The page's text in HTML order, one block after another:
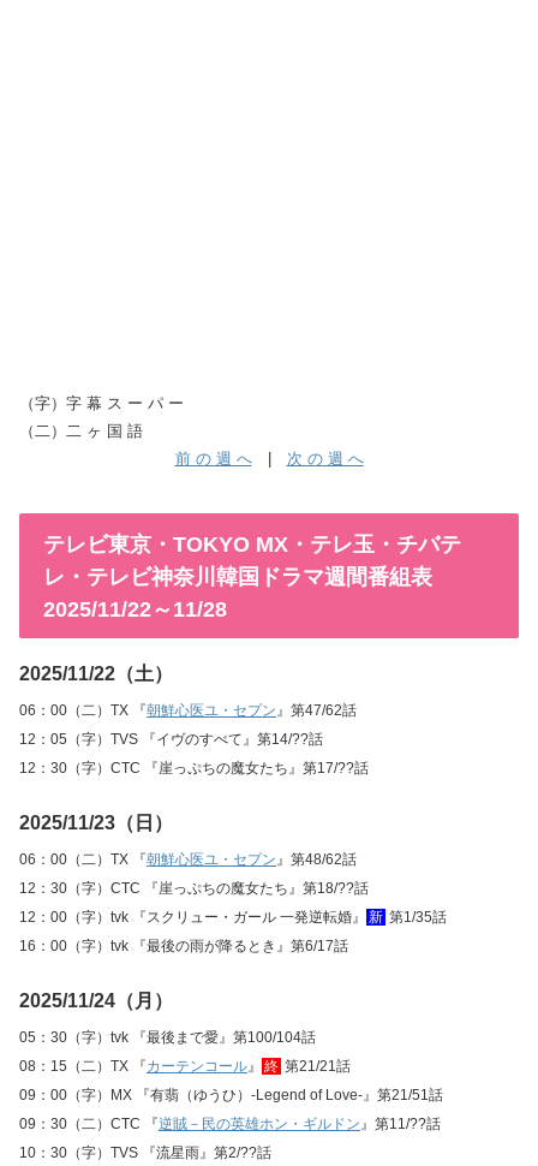
（字）字 幕 ス ー パ ー
（二）二 ヶ 国 語
前 の 週 へ| 次 の 週 へ
テレビ東京・TOKYO MX・テレ玉・チバテ
レ・テレビ神奈川韓国ドラマ週間番組表
2025/11/22～11/28
2025/11/22（土）
06：00（二）TX 『朝鮮心医ユ・セプン』第47/62話
12：05（字）TVS 『イヴのすべて』第14/??話
12：30（字）CTC 『崖っぷちの魔女たち』第17/??話
2025/11/23（日）
06：00（二）TX 『朝鮮心医ユ・セプン』第48/62話
12：30（字）CTC 『崖っぷちの魔女たち』第18/??話
12：00（字）tvk 『スクリュー・ガール 一発逆転婚』
新 第1/35話
16：00（字）tvk 『最後の雨が降るとき』第6/17話
2025/11/24（月）
05：30（字）tvk 『最後まで愛』第100/104話
08：15（二）TX 『カーテンコール』 終 第21/21話
09：00（字）MX 『有翡（ゆうひ）-Legend of Love-』第21/51話
09：30（二）CTC 『逆賊－民の英雄ホン・ギルドン』第11/??話
10：30（字）TVS 『流星雨』第2/??話